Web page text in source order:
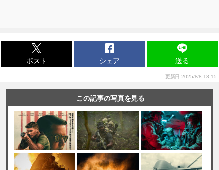
ポスト シェア 送る
更新日 2025/8/8 18:15
この記事の写真を見る